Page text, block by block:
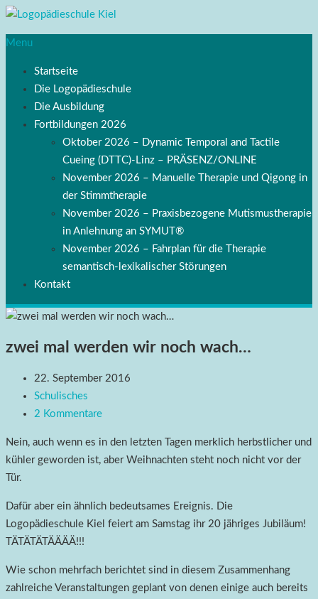
Menu
Startseite
Die Logopädieschule
Die Ausbildung
Fortbildungen 2026
Oktober 2026 – Dynamic Temporal and Tactile
Cueing (DTTC)-Linz – PRÄSENZ/ONLINE
November 2026 – Manuelle Therapie und Qigong in
der Stimmtherapie
November 2026 – Praxisbezogene Mutismustherapie
in Anlehnung an SYMUT®
November 2026 – Fahrplan für die Therapie
semantisch-lexikalischer Störungen
Kontakt
zwei mal werden wir noch wach…
22. September 2016
Schulisches
2 Kommentare
Nein, auch wenn es in den letzten Tagen merklich herbstlicher und
kühler geworden ist, aber Weihnachten steht noch nicht vor der
Tür.
Dafür aber ein ähnlich bedeutsames Ereignis. Die
Logopädieschule Kiel feiert am Samstag ihr 20 jähriges Jubiläum!
TÄTÄTÄTÄÄÄÄ!!!
Wie schon mehrfach berichtet sind in diesem Zusammenhang
zahlreiche Veranstaltungen geplant von denen einige auch bereits